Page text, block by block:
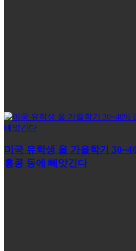
미국 유학생 올 가을학기
홍콩 등에 빼앗긴다